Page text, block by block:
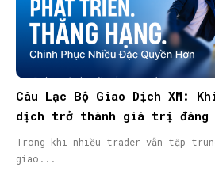
Câu Lạc Bộ Giao Dịch XM:
dịch trở thành giá trị đáng
Trong khi nhiều trader vẫn tập
giao...